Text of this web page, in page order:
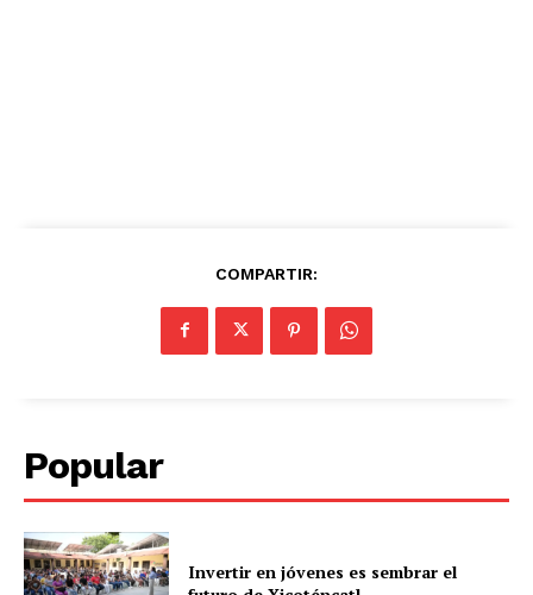
COMPARTIR:
Popular
Invertir en jóvenes es sembrar el